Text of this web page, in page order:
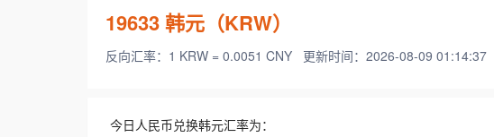
19633韩元（KRW）
反向汇率：1 KRW = 0.0051 CNY 更新时间：2026-08-09 01:14:37
今日人民币兑换韩元汇率为：